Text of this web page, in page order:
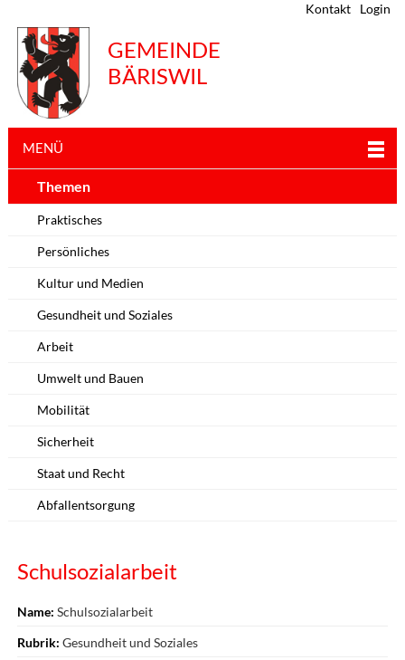
Kontakt Login
GEMEINDE
BÄRISWIL
MENÜ
Themen
Praktisches
Persönliches
Kultur und Medien
Gesundheit und Soziales
Arbeit
Umwelt und Bauen
Mobilität
Sicherheit
Staat und Recht
Abfallentsorgung
Schulsozialarbeit
Name: Schulsozialarbeit
Rubrik: Gesundheit und Soziales